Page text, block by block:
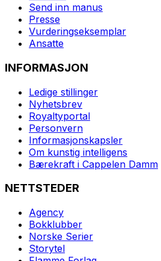
Send inn manus
Presse
Vurderingseksemplar
Ansatte
INFORMASJON
Ledige stillinger
Nyhetsbrev
Royaltyportal
Personvern
Informasjonskapsler
Om kunstig intelligens
Bærekraft i Cappelen Damm
NETTSTEDER
Agency
Bokklubber
Norske Serier
Storytel